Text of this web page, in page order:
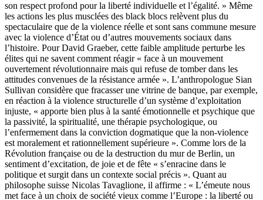
son respect profond pour la liberté individuelle et l’égalité. » Même
les actions les plus musclées des black blocs relèvent plus du
spectaculaire que de la violence réelle et sont sans commune mesure
avec la violence d’État ou d’autres mouvements sociaux dans
l’histoire. Pour David Graeber, cette faible amplitude perturbe les
élites qui ne savent comment réagir « face à un mouvement
ouvertement révolutionnaire mais qui refuse de tomber dans les
attitudes convenues de la résistance armée ». L’anthropologue Sian
Sullivan considère que fracasser une vitrine de banque, par exemple,
en réaction à la violence structurelle d’un système d’exploitation
injuste, « apporte bien plus à la santé émotionnelle et psychique que
la passivité, la spiritualité, une thérapie psychologique, ou
l’enfermement dans la conviction dogmatique que la non-violence
est moralement et rationnellement supérieure ». Comme lors de la
Révolution française ou de la destruction du mur de Berlin, un
sentiment d’excitation, de joie et de fête « s’enracine dans le
politique et surgit dans un contexte social précis ». Quant au
philosophe suisse Nicolas Tavaglione, il affirme : « L’émeute nous
met face à un choix de société vieux comme l’Europe : la liberté ou